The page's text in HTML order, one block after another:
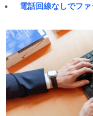
電話回線なしでフ